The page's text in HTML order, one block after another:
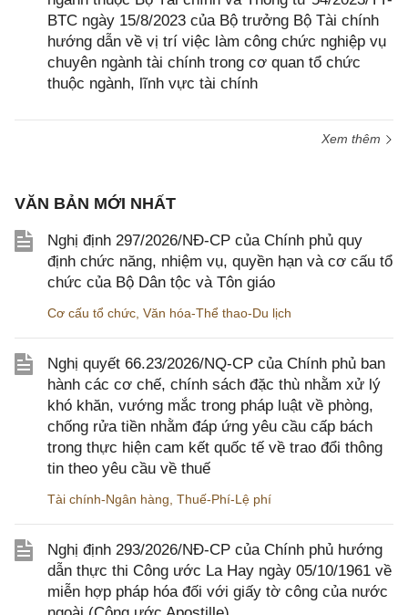
BTC ngày 15/8/2023 của Bộ trưởng Bộ Tài chính
hướng dẫn về vị trí việc làm công chức nghiệp vụ
chuyên ngành tài chính trong cơ quan tổ chức
thuộc ngành, lĩnh vực tài chính
Xem thêm
VĂN BẢN MỚI NHẤT
Nghị định 297/2026/NĐ-CP của Chính phủ quy
định chức năng, nhiệm vụ, quyền hạn và cơ cấu tổ
chức của Bộ Dân tộc và Tôn giáo
Cơ cấu tổ chức Văn hóa-Thể thao-Du lịch
Nghị quyết 66.23/2026/NQ-CP của Chính phủ ban
hành các cơ chế, chính sách đặc thù nhằm xử lý
khó khăn, vướng mắc trong pháp luật về phòng,
chống rửa tiền nhằm đáp ứng yêu cầu cấp bách
trong thực hiện cam kết quốc tế về trao đổi thông
tin theo yêu cầu về thuế
Tài chính-Ngân hàng Thuế-Phí-Lệ phí
Nghị định 293/2026/NĐ-CP của Chính phủ hướng
dẫn thực thi Công ước La Hay ngày 05/10/1961 về
miễn hợp pháp hóa đối với giấy tờ công của nước